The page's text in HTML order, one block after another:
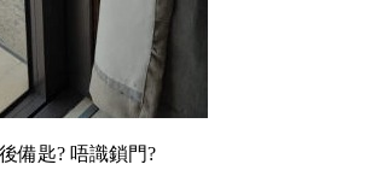
備匙? 唔識鎖門?